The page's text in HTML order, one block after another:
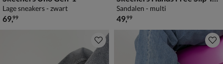
Lage sneakers - zwart
€ 69,99
69,99
Sandalen - multi
€ 49,99
49,99